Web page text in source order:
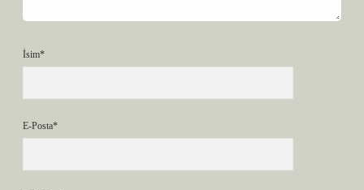
İsim*
E-Posta*